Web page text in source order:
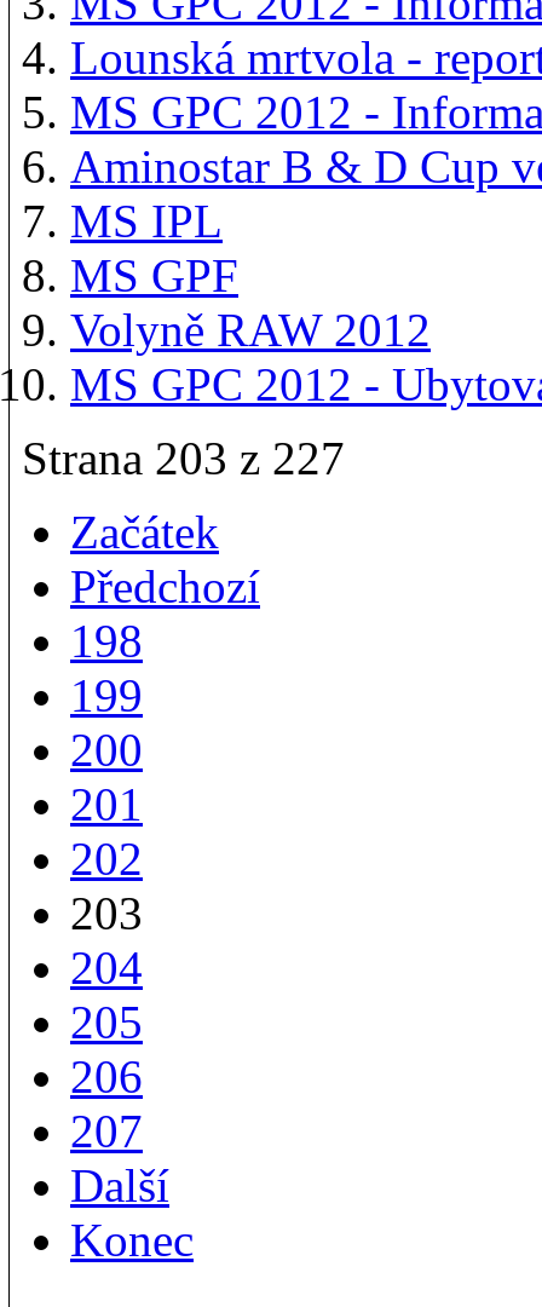
Lounská mrtvola -
MS GPC 2012 -
Aminostar B & D Cup
MS IPL
MS GPF
Volyně RAW 2012
MS GPC 2012 -
Strana 203 z 227
Začátek
Předchozí
198
199
200
201
202
203
204
205
206
207
Další
Konec